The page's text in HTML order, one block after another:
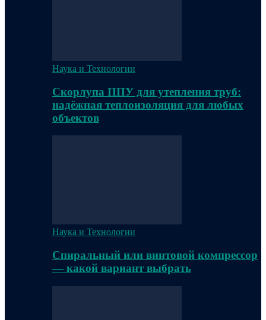
Наука и Технологии
Скорлупа ППУ для утепления труб:
надёжная теплоизоляция для любых
объектов
Наука и Технологии
Спиральный или винтовой компрессор
— какой вариант выбрать